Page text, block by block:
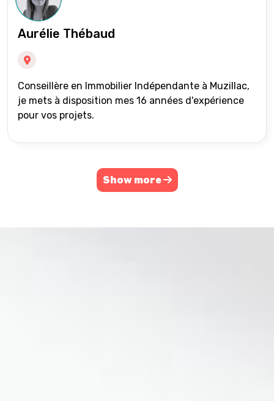
Aurélie Thébaud
Conseillère en Immobilier Indépendante à Muzillac,
je mets à disposition mes 16 années d'expérience
pour vos projets.
Show more